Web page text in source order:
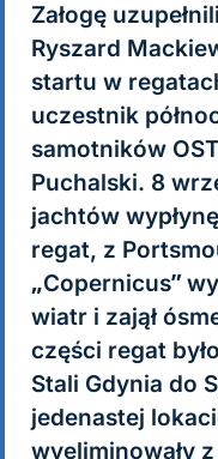
Załogę
Ryszard
startu w
uczestnik
samotników
Puchalski. 8
jachtów
regat, z
„Copernicus”
wiatr i zajął
części regat
Stali Gdynia do
jedenastej
wyeliminowały